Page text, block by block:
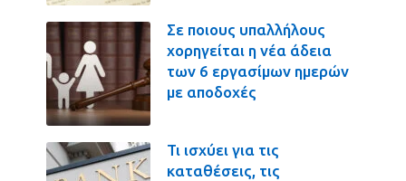
Σε ποιους υπαλλήλους
χορηγείται η νέα άδεια
των 6 εργασίμων ημερών
με αποδοχές
Τι ισχύει για τις
καταθέσεις, τις